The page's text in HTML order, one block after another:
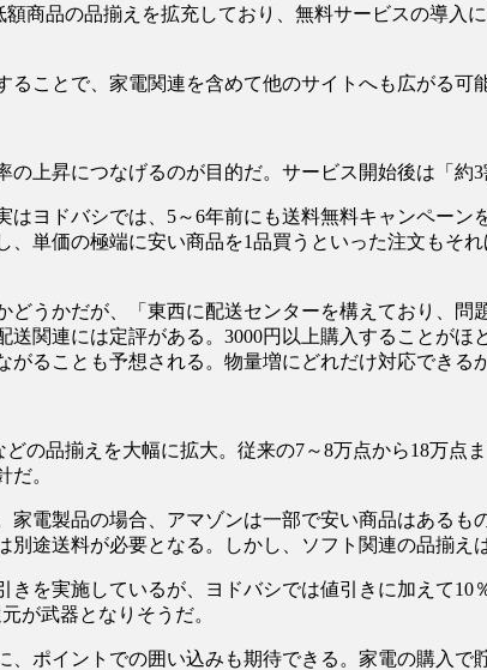
商品の品揃えを拡充しており、無料サービスの導
ことで、家電関連を含めて他のサイトへも広がる可
上昇につなげるのが目的だ。サービス開始後は「約
ヨドバシでは、5～6年前にも送料無料キャンペー
単価の極端に安い商品を1品買うといった注文もそ
うかだが、「東西に配送センターを構えており、
関連には定評がある。3000円以上購入することが
ることも予想される。物量増にどれだけ対応できる
の品揃えを大幅に拡大。従来の7～8万点から18万点
。
電製品の場合、アマゾンは一部で安い商品はある
途送料が必要となる。しかし、ソフト関連の品揃え
を実施しているが、ヨドバシでは値引きに加えて
が武器となりそうだ。
ポイントでの囲い込みも期待できる。家電の購入